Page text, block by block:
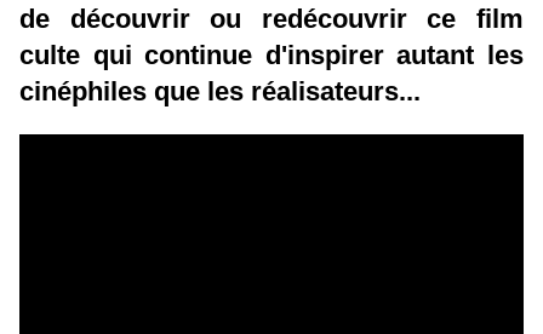
de découvrir ou redécouvrir ce film
culte qui continue d'inspirer autant les
cinéphiles que les réalisateurs...